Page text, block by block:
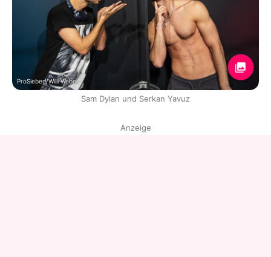
ProSieben/Willi Weber
Sam Dylan und Serkan Yavuz
Anzeige